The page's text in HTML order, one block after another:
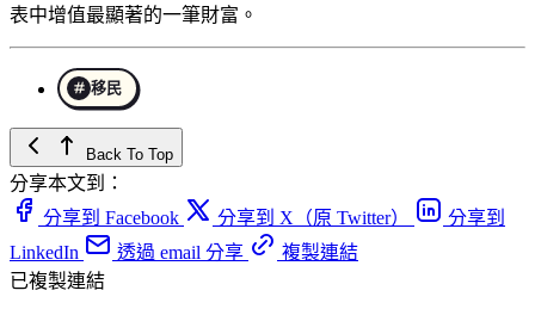
表中增值最顯著的一筆財富。
移民
Back To Top
分享本文到：
分享到 Facebook
分享到 X（原 Twitter）
分享到
LinkedIn
透過 email 分享
複製連結
已複製連結